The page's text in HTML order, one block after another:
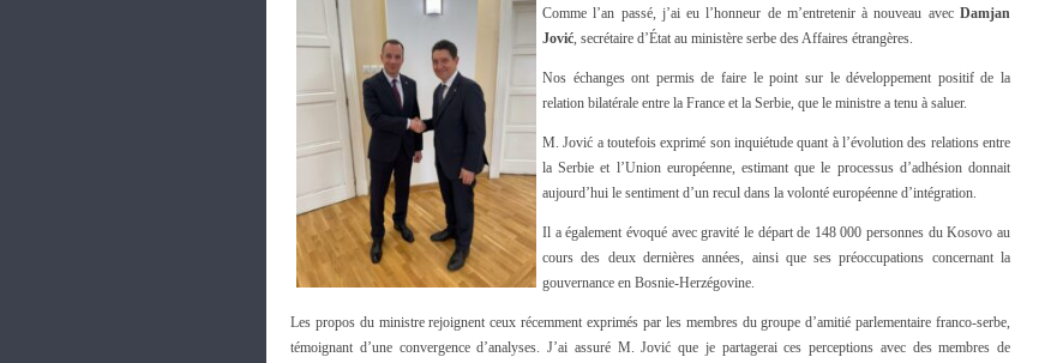
Comme l’an passé, j’ai eu l’honneur de m’entretenir à nouveau avec Damjan
Jović, secrétaire d’État au ministère serbe des Affaires étrangères.
Nos échanges ont permis de faire le point sur le développement positif de la
relation bilatérale entre la France et la Serbie, que le ministre a tenu à saluer.
M. Jović a toutefois exprimé son inquiétude quant à l’évolution des relations entre
la Serbie et l’Union européenne, estimant que le processus d’adhésion donnait
aujourd’hui le sentiment d’un recul dans la volonté européenne d’intégration.
Il a également évoqué avec gravité le départ de 148 000 personnes du Kosovo au
cours des deux dernières années, ainsi que ses préoccupations concernant la
gouvernance en Bosnie-Herzégovine.
Les propos du ministre rejoignent ceux récemment exprimés par les membres du groupe d’amitié parlementaire franco-serbe,
témoignant d’une convergence d’analyses. J’ai assuré M. Jović que je partagerai ces perceptions avec des membres de